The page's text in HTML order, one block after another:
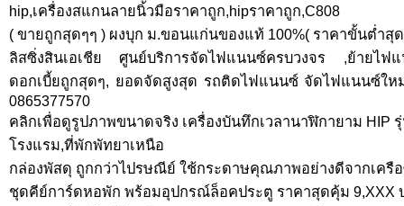
hip,เครื่องสแกนลายนิ้วมือราคาถูก,hipราคาถูก,C808
( ขายถูกสุดๆๆ ) ผงบุก ม.ขอนแก่นของแท้ 100%( ราคาขั้นตํ่าสุด
ลิสซิ่งสินเอเชีย ศูนย์บริการจัดไฟแนนซ์ครบวงจร ,ย้ายไฟ
ดอกเบี้ยถูกสุดๆ, ยอดจัดสูงสุด รถติดไฟแนนซ์ จัดไฟแนนซ์ให
0865377570
คลิกเพื่อดูรูปภาพขนาดจริง เครื่องบันทึกเวลานาฬิกายาม HIP รุ่
โรงแรม,ที่พักพัทยาเหนือ
กล่องพัสดุ ถูกกว่าไปรษณีย์ ใช้กระดาษคุณภาพอย่างดีจากเครื
ชุดคีย์การ์ดหอพัก พร้อมอุปกรณ์ล็อคประตู ราคาสุดคุ้ม 9,XXX